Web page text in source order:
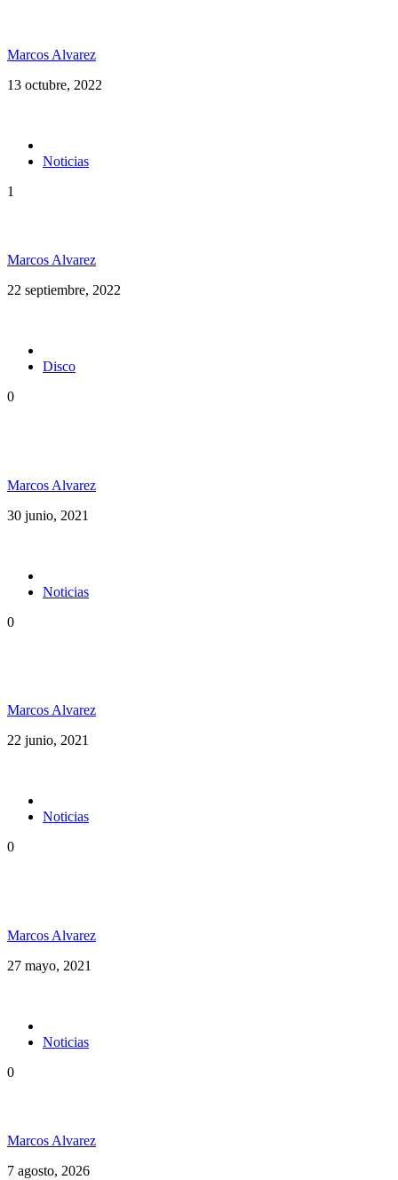
Marcos Alvarez
13 octubre, 2022
Noticias
1
Marcos Alvarez
22 septiembre, 2022
Disco
0
Marcos Alvarez
30 junio, 2021
Noticias
0
Marcos Alvarez
22 junio, 2021
Noticias
0
Marcos Alvarez
27 mayo, 2021
Noticias
0
Marcos Alvarez
7 agosto, 2026